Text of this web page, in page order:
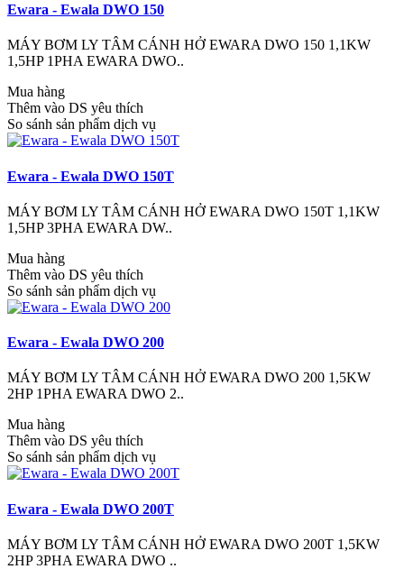
Ewara - Ewala DWO 150
MÁY BƠM LY TÂM CÁNH HỞ EWARA DWO 150 1,1KW
1,5HP 1PHA EWARA DWO..
Mua hàng
Thêm vào DS yêu thích
So sánh sản phẩm dịch vụ
Ewara - Ewala DWO 150T
MÁY BƠM LY TÂM CÁNH HỞ EWARA DWO 150T 1,1KW
1,5HP 3PHA EWARA DW..
Mua hàng
Thêm vào DS yêu thích
So sánh sản phẩm dịch vụ
Ewara - Ewala DWO 200
MÁY BƠM LY TÂM CÁNH HỞ EWARA DWO 200 1,5KW
2HP 1PHA EWARA DWO 2..
Mua hàng
Thêm vào DS yêu thích
So sánh sản phẩm dịch vụ
Ewara - Ewala DWO 200T
MÁY BƠM LY TÂM CÁNH HỞ EWARA DWO 200T 1,5KW
2HP 3PHA EWARA DWO ..